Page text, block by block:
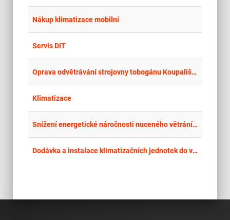
Nákup klimatizace mobilní
Servis DIT
Oprava odvětrávání strojovny tobogánu Koupaliště Zábrdovice
Klimatizace
Snížení energetické náročnosti nuceného větrání – Nemocnice Milosrdných sester sv. Karla Boromejského
Dodávka a instalace klimatizačních jednotek do vyšetřoven v budovách C, F, H v Psychiatrické nemocnici Horní Beřkovice